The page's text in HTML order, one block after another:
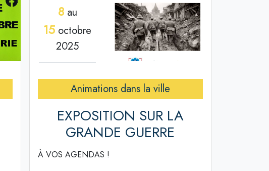
8au
15 octobre
2025
Animations dans la ville
EXPOSITION SUR LA
GRANDE GUERRE
À VOS AGENDAS !